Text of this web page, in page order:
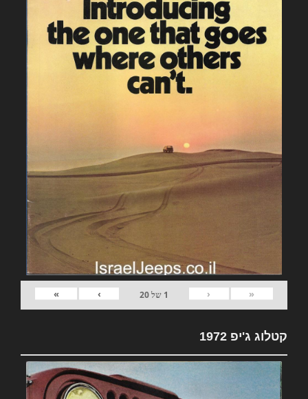
«
‹
1 של20
›
»
קטלוג ג'יפ 1972